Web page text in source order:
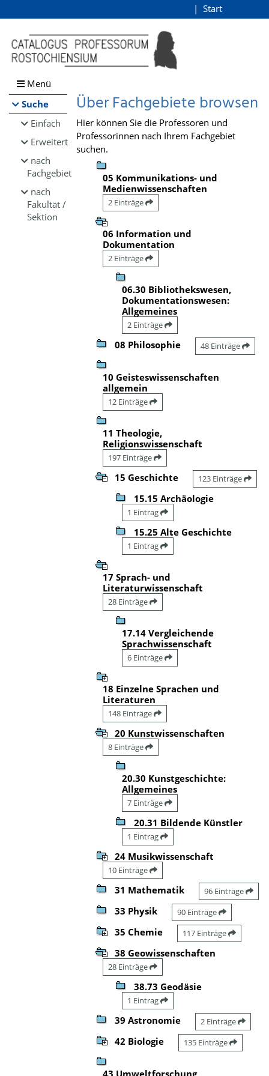
Browsen
direkt zum Inhalt
Start
Menü
Suche
Einfach
Erweitert
nach
Fachgebiet
nach
Fakultät /
Sektion
Über Fachgebiete browsen
Hier können Sie die Professoren und
Professorinnen nach Ihrem Fachgebiet
suchen.
05 Kommunikations- und
Medienwissenschaften
2 Einträge
06 Information und
Dokumentation
2 Einträge
06.30 Bibliothekswesen,
Dokumentationswesen:
Allgemeines
2 Einträge
08 Philosophie 48 Einträge
10 Geisteswissenschaften
allgemein
12 Einträge
11 Theologie,
Religionswissenschaft
197 Einträge
15 Geschichte 123 Einträge
15.15 Archäologie
1 Eintrag
15.25 Alte Geschichte
1 Eintrag
17 Sprach- und
Literaturwissenschaft
28 Einträge
17.14 Vergleichende
Sprachwissenschaft
6 Einträge
18 Einzelne Sprachen und
Literaturen
148 Einträge
20 Kunstwissenschaften
8 Einträge
20.30 Kunstgeschichte:
Allgemeines
7 Einträge
20.31 Bildende Künstler
1 Eintrag
24 Musikwissenschaft
10 Einträge
31 Mathematik 96 Einträge
33 Physik 90 Einträge
35 Chemie 117 Einträge
38 Geowissenschaften
28 Einträge
38.73 Geodäsie
1 Eintrag
39 Astronomie 2 Einträge
42 Biologie 135 Einträge
43 Umweltforschung,